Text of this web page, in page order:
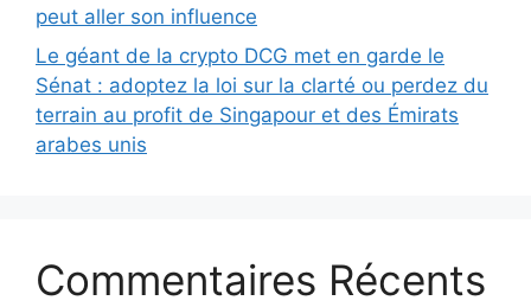
peut aller son influence
Le géant de la crypto DCG met en garde le
Sénat : adoptez la loi sur la clarté ou perdez du
terrain au profit de Singapour et des Émirats
arabes unis
Commentaires Récents